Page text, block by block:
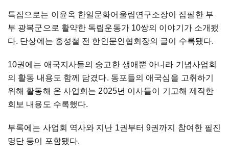
특집으로는 이윤옥 한일문화어울림연구소장이 집필한 부
부 광복군으로 활약한 독립운동가 10쌍의 이야기가 소개됐
다. 단상에는 홍성철 전 한인문인협회장의 글이 수록됐다.
10권에는 애국지사들의 숭고한 생애뿐 아니라 기념사업회
의 활동 내용도 함께 담겼다. 동포들의 애국심을 고취하기
위해 활동해 온 사업회는 2025년 이사들이 기고해 제작한
회보 내용도 수록했다.
부록에는 사업회 역사와 지난 1권부터 9권까지 참여한 필진
명단 등이 포함됐다.